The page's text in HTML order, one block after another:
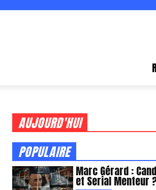
AUJOURD'HUI
POPULAIRE
Marc Gérard :
et Serial Menteur